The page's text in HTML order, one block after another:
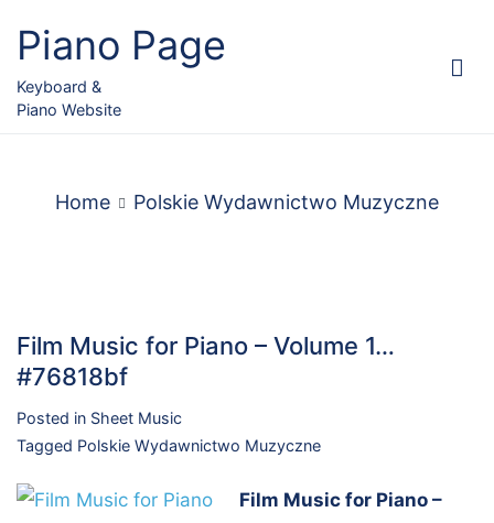
Piano Page
Keyboard &
Piano Website
Home Polskie Wydawnictwo Muzyczne
Film Music for Piano – Volume 1…
#76818bf
Posted in Sheet Music
Tagged Polskie Wydawnictwo Muzyczne
Film Music for Piano –